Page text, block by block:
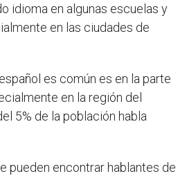
idioma en algunas escuelas y
en las ciudades de
es común es en la parte
en la región del
5% de la población habla
pueden encontrar hablantes de